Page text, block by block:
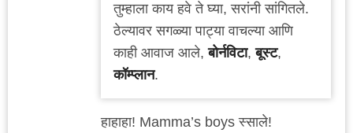
तुम्हाला काय हवे ते घ्या, सरांनी सांगितले.
ठेल्यावर सगळ्या पाट्या वाचल्या आणि
काही आवाज आले,बोर्नविटा,बूस्ट,
कॉम्प्लान.
हाहाहा! Mamma’s boys स्साले!